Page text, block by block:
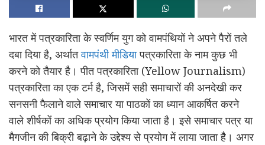
भारत में पत्रकारिता के स्वर्णिम युग को वामपंथियों ने अपने पैरों तले
दबा दिया है, अर्थातवामपंथी मीडियापत्रकारिता के नाम कुछ भी
करने को तैयार है। पीत पत्रकारिता (Yellow Journalism)
पत्रकारिता का एक टर्म है, जिसमें सही समाचारों की अनदेखी कर
सनसनी फैलाने वाले समाचार या पाठकों का ध्यान आकर्षित करने
वाले शीर्षकों का अधिक प्रयोग किया जाता है। इसे समाचार पत्र या
मैगजीन की बिक्री बढ़ाने के उद्देश्य से प्रयोग में लाया जाता हैै। अगर